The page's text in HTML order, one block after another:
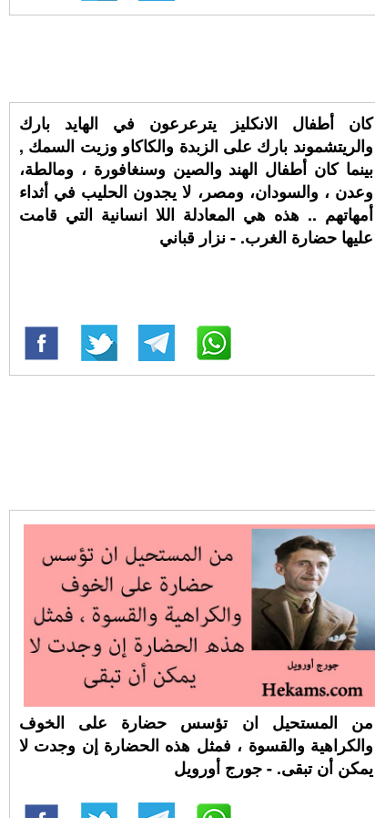
كان أطفال الانكليز يترعرعون في الهايد بارك
والريتشموند بارك على الزبدة والكاكاو وزيت السمك ,
بينما كان أطفال الهند والصين وسنغافورة ، ومالطة،
وعدن ، والسودان، ومصر، لا يجدون الحليب في أثداء
أمهاتهم .. هذه هي المعادلة اللا انسانية التي قامت
عليها حضارة الغرب. - نزار قباني
من المستحيل ان تؤسس حضارة على الخوف
والكراهية والقسوة ، فمثل هذه الحضارة إن وجدت لا
يمكن أن تبقى. - جورج أورويل